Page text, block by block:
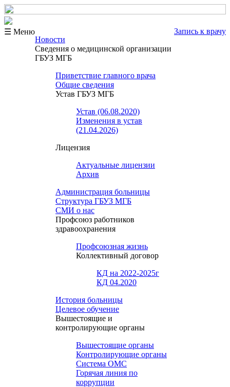
☰ Меню
Запись к врачу
Новости
Сведения о медицинской организации
ГБУЗ МГБ
Приветствие главного врача
Общие сведения
Устав ГБУЗ МГБ
Устав (06.08.2020)
Изменения в устав
(21.04.2026)
Лицензия
Актуальные лицензии
Архив
Администрация больницы
Структура ГБУЗ МГБ
СМИ о нас
Профсоюз работников
здравоохранения
Профсоюзная жизнь
Коллективный договор
КД на 2022-2025г
КД 04.2020
История больницы
Целевое обучение
Вышестоящие и
контролирующие органы
Вышестоящие органы
Контролирующие органы
Система ОМС
Горячая линия по
коррупции